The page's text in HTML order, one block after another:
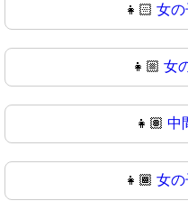
👧🏻 女の
👧🏼 女
👧🏽 中
👧🏾 女の